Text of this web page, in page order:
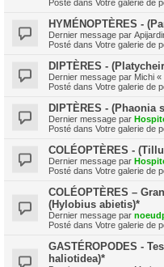
Posté dans Votre galerie de
HYMÉNOPTÈRES -
Dernier message par
Posté dans Votre galerie de
DIPTÈRES -
Dernier message par Michi «
Posté dans Votre galerie de
DIPTÈRES - (Phaonia
Dernier message par
Posté dans Votre galerie de
COLÉOPTÈRES -
Dernier message par
Posté dans Votre galerie de
COLÉOPTÈRES –
(Hylobius abietis)*
Dernier message par
Posté dans Votre galerie de
GASTÉROPODES -
haliotidea)*